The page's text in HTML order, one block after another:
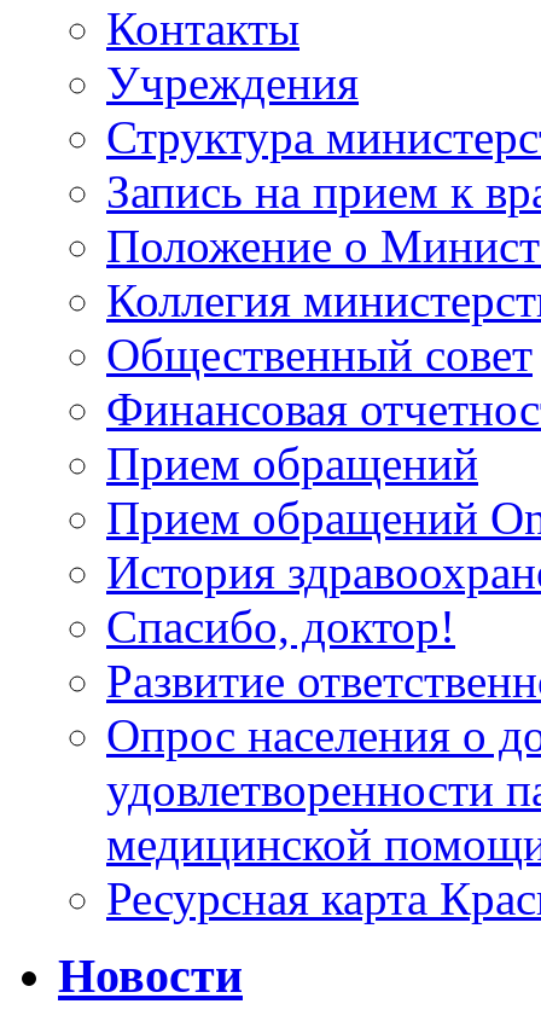
Контакты
Учреждения
Структура
Запись на прием к
Положение о
Коллегия
Общественный совет
Финансовая
Прием обращений
Прием обращений
История
Спасибо, доктор!
Развитие
Опрос населения о
удовлетворенности
медицинской
Ресурсная карта
Новости